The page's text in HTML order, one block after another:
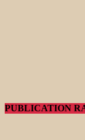
PUBLICATION